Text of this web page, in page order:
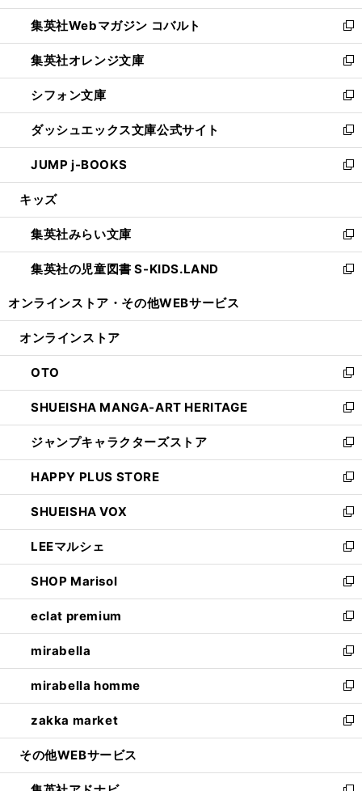
開
く
ウ
で
開
く
ン
ド
ウ
で
開
く
ウ
ィ
ン
ド
ウ
で
開
く
集英社Webマガジン コバルト
新
し
い
ウ
ィ
ン
ド
ウ
で
開
集英社オレンジ文庫
新
し
い
ウ
ィ
ン
ド
ウ
開
く
シフォン文庫
新
し
い
ウ
ィ
ン
ウ
で
開
く
ダッシュエックス文庫公式サイト
新
し
い
ウ
ン
ド
ウ
で
JUMP j-BOOKS
新
し
ウ
ィ
ン
ド
開
キッズ
集英社みらい文庫
新
し
い
ン
ウ
で
開
く
集英社の児童図書 S-KIDS.LAND
新
ウ
ン
ド
ウ
で
開
く
オンラインストア・ その他WEBサービス
オンラインストア
OTO
新
し
い
ウ
ィ
ン
ド
ウ
で
開
く
SHUEISHA MANGA-ART HERITAGE
新
し
い
ウ
ィ
ン
ド
ウ
で
開
く
ジャンプキャラクターズストア
新
し
い
ウ
ィ
ン
ド
ウ
で
開
く
HAPPY PLUS STORE
新
し
い
ウ
ィ
ン
ド
ウ
で
開
く
SHUEISHA VOX
新
し
い
ウ
ィ
ン
ド
ウ
で
開
く
LEEマルシェ
新
し
い
ウ
ィ
ン
ド
ウ
で
開
く
SHOP Marisol
新
し
い
ウ
ィ
ン
ド
ウ
で
開
eclat premium
新
し
い
ウ
ィ
ン
ド
ウ
開
mirabella
新
し
い
ウ
ィ
ン
ウ
mirabella homme
新
し
い
ウ
ン
zakka market
新
し
ウ
その他WEBサービス